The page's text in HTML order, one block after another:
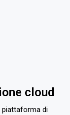
cloud
piattaforma di